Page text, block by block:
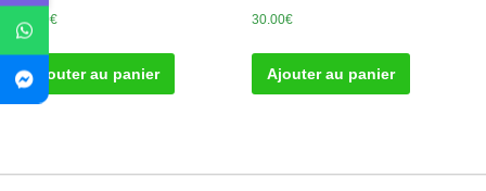
30.00€
Ajouter au panier
30.00€
Ajouter au panier